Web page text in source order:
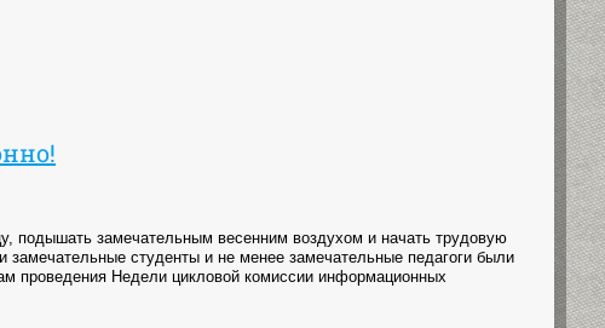
подышать замечательным весенним воздухом и начать трудовую
замечательные студенты и не менее замечательные педагоги были
проведения Недели цикловой комиссии информационных